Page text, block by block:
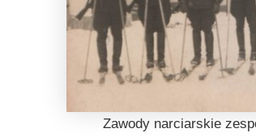
Zawody narciarskie